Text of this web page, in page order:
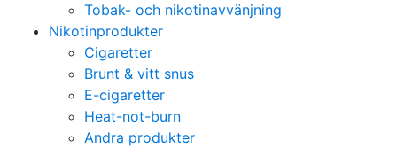
Tobak- och nikotinavvänjning
Nikotinprodukter
Cigaretter
Brunt & vitt snus
E-cigaretter
Heat-not-burn
Andra produkter